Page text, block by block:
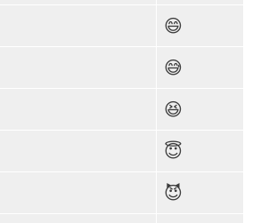
😄
😅
😆
😇
😈